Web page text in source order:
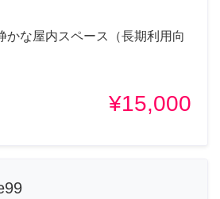
かな屋内スペース（長期利用向
¥15,000